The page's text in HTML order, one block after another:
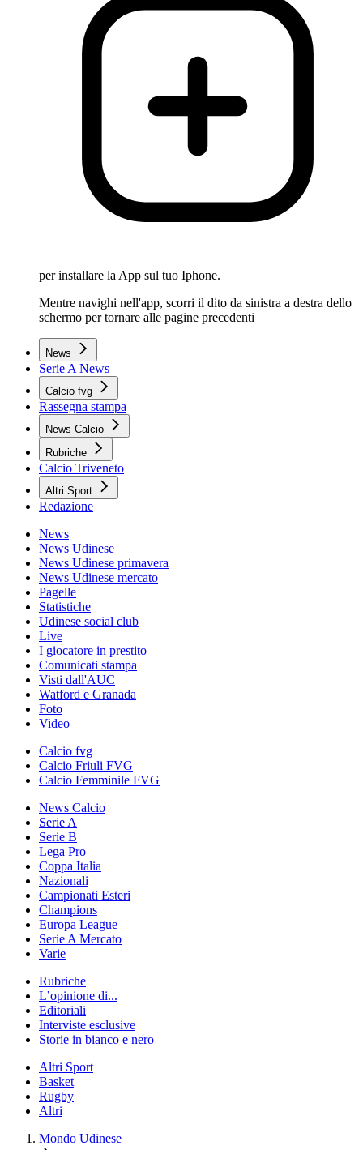
per installare la App sul tuo Iphone.
Mentre navighi nell'app, scorri il dito da sinistra a destra dello
schermo per tornare alle pagine precedenti
News
Serie A News
Calcio fvg
Rassegna stampa
News Calcio
Rubriche
Calcio Triveneto
Altri Sport
Redazione
News
News Udinese
News Udinese primavera
News Udinese mercato
Pagelle
Statistiche
Udinese social club
Live
I giocatore in prestito
Comunicati stampa
Visti dall'AUC
Watford e Granada
Foto
Video
Calcio fvg
Calcio Friuli FVG
Calcio Femminile FVG
News Calcio
Serie A
Serie B
Lega Pro
Coppa Italia
Nazionali
Campionati Esteri
Champions
Europa League
Serie A Mercato
Varie
Rubriche
L’opinione di...
Editoriali
Interviste esclusive
Storie in bianco e nero
Altri Sport
Basket
Rugby
Altri
Mondo Udinese